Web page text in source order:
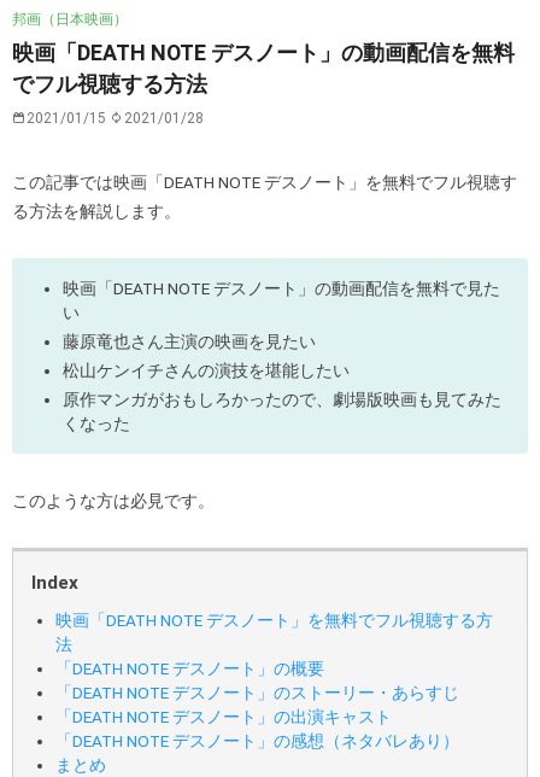
映画「DEATH NOTE デスノート」の動画配信を無料
でフル視聴する方法
邦画（日本映画）
2021/01/15 2021/01/28
この記事では映画「DEATH NOTE デスノート」を無料でフル視聴す
る方法を解説します。
映画「DEATH NOTE デスノート」の動画配信を無料で見た
い
藤原竜也さん主演の映画を見たい
松山ケンイチさんの演技を堪能したい
原作マンガがおもしろかったので、劇場版映画も見てみた
くなった
このような方は必見です。
Index
映画「DEATH NOTE デスノート」を無料でフル視聴する方
法
「DEATH NOTE デスノート」の概要
「DEATH NOTE デスノート」のストーリー・あらすじ
「DEATH NOTE デスノート」の出演キャスト
「DEATH NOTE デスノート」の感想（ネタバレあり）
まとめ